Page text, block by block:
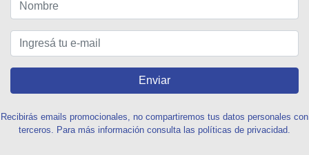
Enviar
Recibirás emails promocionales, no compartiremos tus datos personales con
terceros. Para más información consulta las políticas de privacidad.